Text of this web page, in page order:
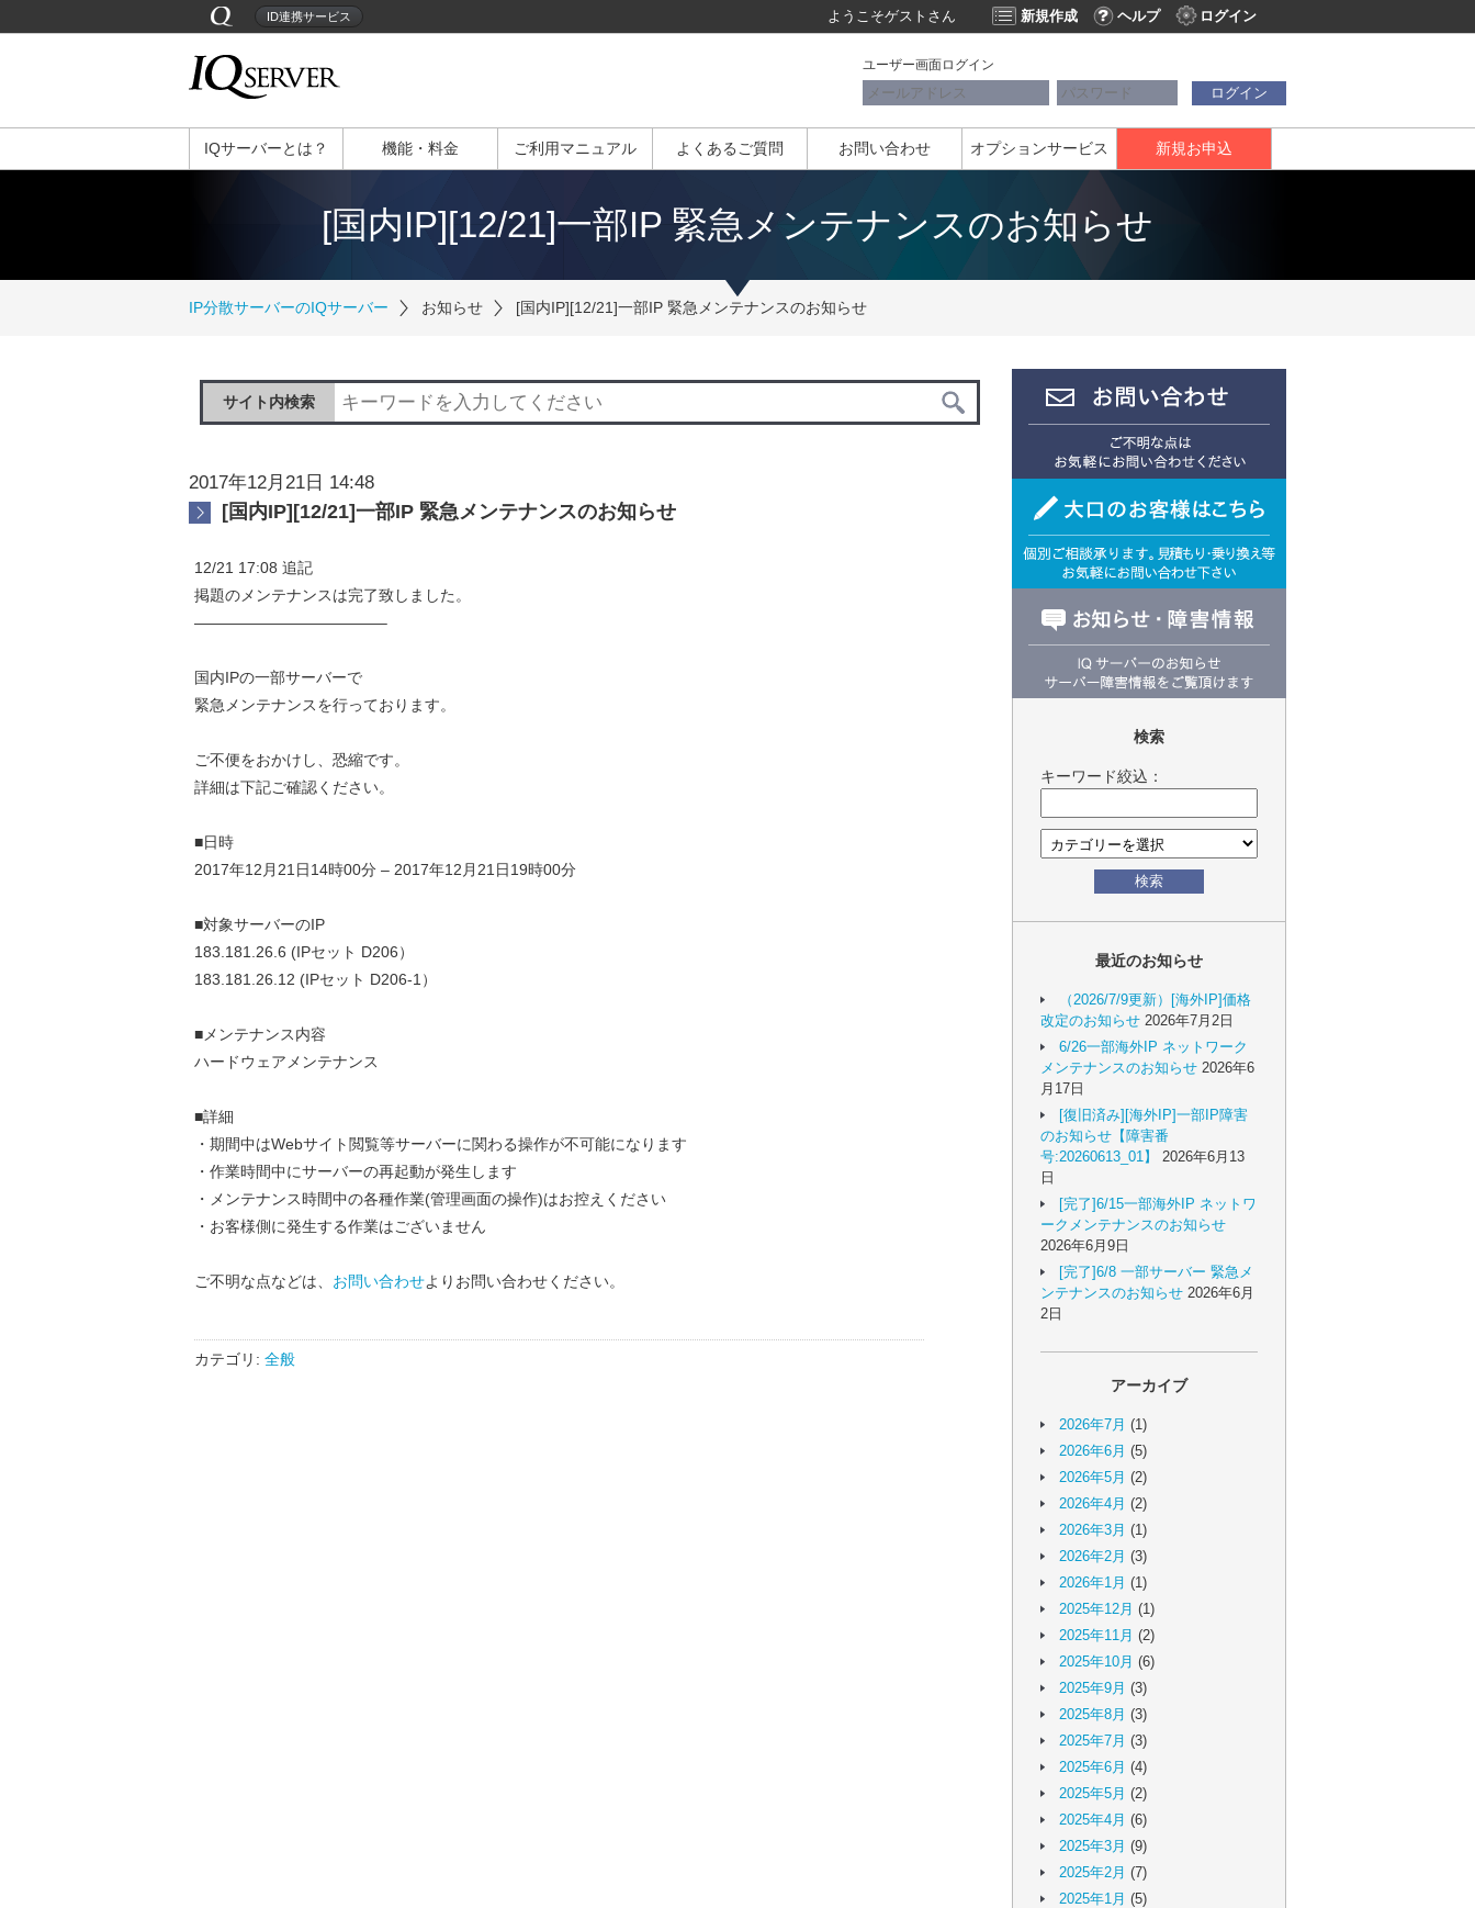
ID連携サービス ようこそゲスト さん 新規作成 ヘルプ ログイン
ユーザー画面ログイン
ログイン
IQサーバーとは？ 機能・料金 ご利用マニュアル よくあるご質問 お問い合わせ オプションサービス 新規お申込
[国内IP][12/21]一部IP 緊急メンテナンスのお知らせ
IP分散サーバーのIQサーバー お知らせ [国内IP][12/21]一部IP 緊急メンテナンスのお知らせ
サイト内検索
2017年12月21日 14:48
[国内IP][12/21]一部IP 緊急メンテナンスのお知らせ
12/21 17:08 追記
掲題のメンテナンスは完了致しました。
————————————–
国内IPの一部サーバーで
緊急メンテナンスを行っております。
ご不便をおかけし、恐縮です。
詳細は下記ご確認ください。
■日時
2017年12月21日14時00分 – 2017年12月21日19時00分
■対象サーバーのIP
183.181.26.6 (IPセット D206）
183.181.26.12 (IPセット D206-1）
■メンテナンス内容
ハードウェアメンテナンス
■詳細
・期間中はWebサイト閲覧等サーバーに関わる操作が不可能になります
・作業時間中にサーバーの再起動が発生します
・メンテナンス時間中の各種作業(管理画面の操作)はお控えください
・お客様側に発生する作業はございません
ご不明な点などは、 お問い合わせよりお問い合わせください。
カテゴリ: 全般
検索
キーワード絞込：
検索
最近のお知らせ
（2026/7/9更新）[海外IP]価格
改定のお知らせ 2026年7月2日
6/26一部海外IP ネットワーク
メンテナンスのお知らせ 2026年6
月17日
[復旧済み][海外IP]一部IP障害
のお知らせ【障害番
号:20260613_01】
2026年6月13
日
[完了]6/15一部海外IP ネットワ
ークメンテナンスのお知らせ
2026年6月9日
[完了]6/8 一部サーバー 緊急メ
ンテナンスのお知らせ 2026年6月
2日
アーカイブ
2026年7月 (1)
2026年6月 (5)
2026年5月 (2)
2026年4月 (2)
2026年3月 (1)
2026年2月 (3)
2026年1月 (1)
2025年12月 (1)
2025年11月 (2)
2025年10月 (6)
2025年9月 (3)
2025年8月 (3)
2025年7月 (3)
2025年6月 (4)
2025年5月 (2)
2025年4月 (6)
2025年3月 (9)
2025年2月 (7)
2025年1月 (5)